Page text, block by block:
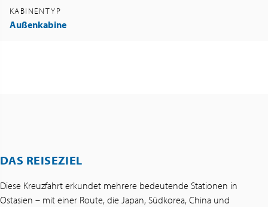
KABINENTYP
Außenkabine
DAS REISEZIEL
Diese Kreuzfahrt erkundet mehrere bedeutende Stationen in
Ostasien – mit einer Route, die Japan, Südkorea, China und